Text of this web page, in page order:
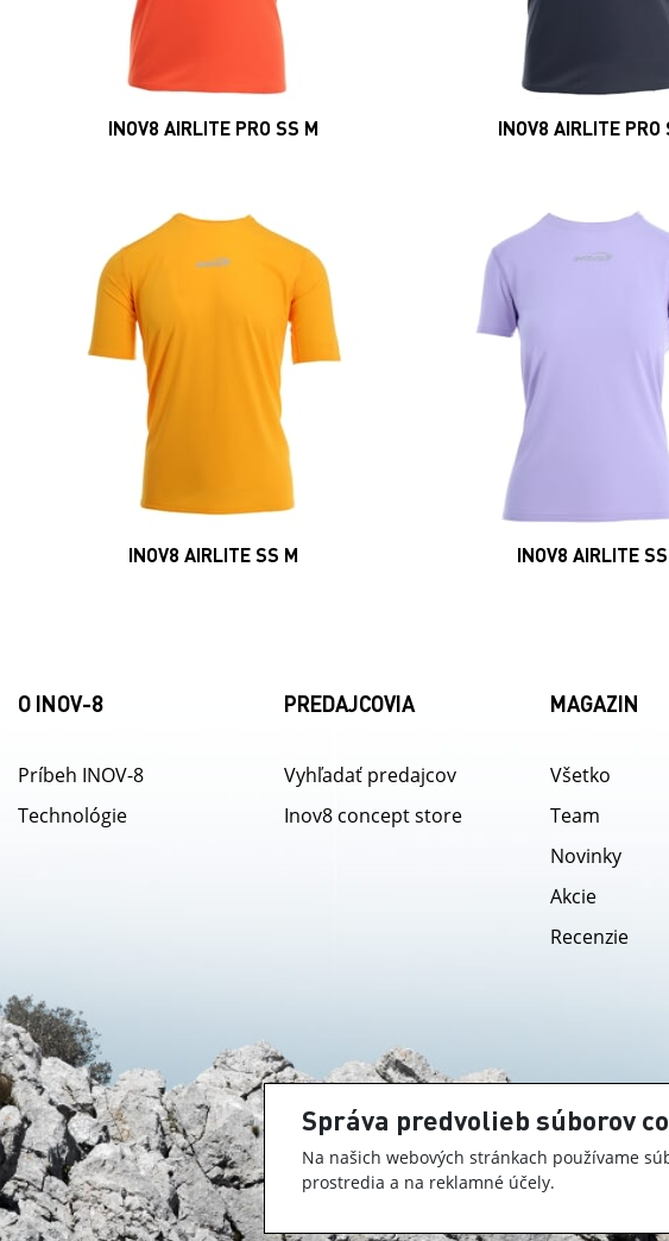
Správa predvolieb súborov
Na našich webových stránkach používame
prostredia a na reklamné účely.
INOV8 AIRLITE PRO SS M INOV8 AIRLITE PRO
INOV8 AIRLITE SS M INOV8 AIRLITE
O INOV-8
Príbeh INOV-8
Technológie
PREDAJCOVIA
Vyhľadať predajcov
Inov8 concept store
MAGAZIN
Všetko
Team
Novinky
Akcie
Recenzie